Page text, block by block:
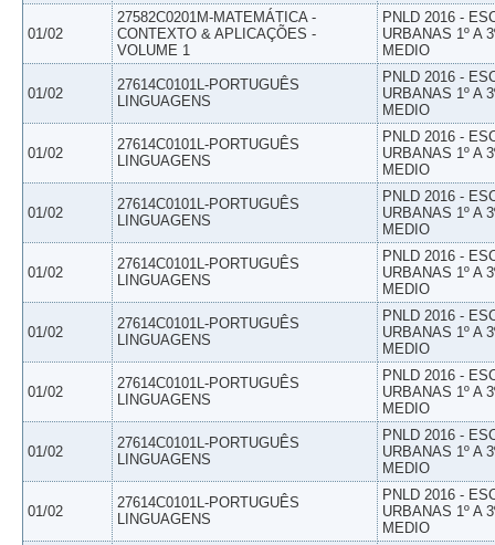
01/02
27582C0201M-MATEMÁTICA -
CONTEXTO & APLICAÇÕES -
VOLUME 1
PNLD 2016 -
URBANAS 1º A
MEDIO
01/02
27614C0101L-PORTUGUÊS
LINGUAGENS
PNLD 2016 -
URBANAS 1º A
MEDIO
01/02
27614C0101L-PORTUGUÊS
LINGUAGENS
PNLD 2016 -
URBANAS 1º A
MEDIO
01/02
27614C0101L-PORTUGUÊS
LINGUAGENS
PNLD 2016 -
URBANAS 1º A
MEDIO
01/02
27614C0101L-PORTUGUÊS
LINGUAGENS
PNLD 2016 -
URBANAS 1º A
MEDIO
01/02
27614C0101L-PORTUGUÊS
LINGUAGENS
PNLD 2016 -
URBANAS 1º A
MEDIO
01/02
27614C0101L-PORTUGUÊS
LINGUAGENS
PNLD 2016 -
URBANAS 1º A
MEDIO
01/02
27614C0101L-PORTUGUÊS
LINGUAGENS
PNLD 2016 -
URBANAS 1º A
MEDIO
01/02
27614C0101L-PORTUGUÊS
LINGUAGENS
PNLD 2016 -
URBANAS 1º A
MEDIO